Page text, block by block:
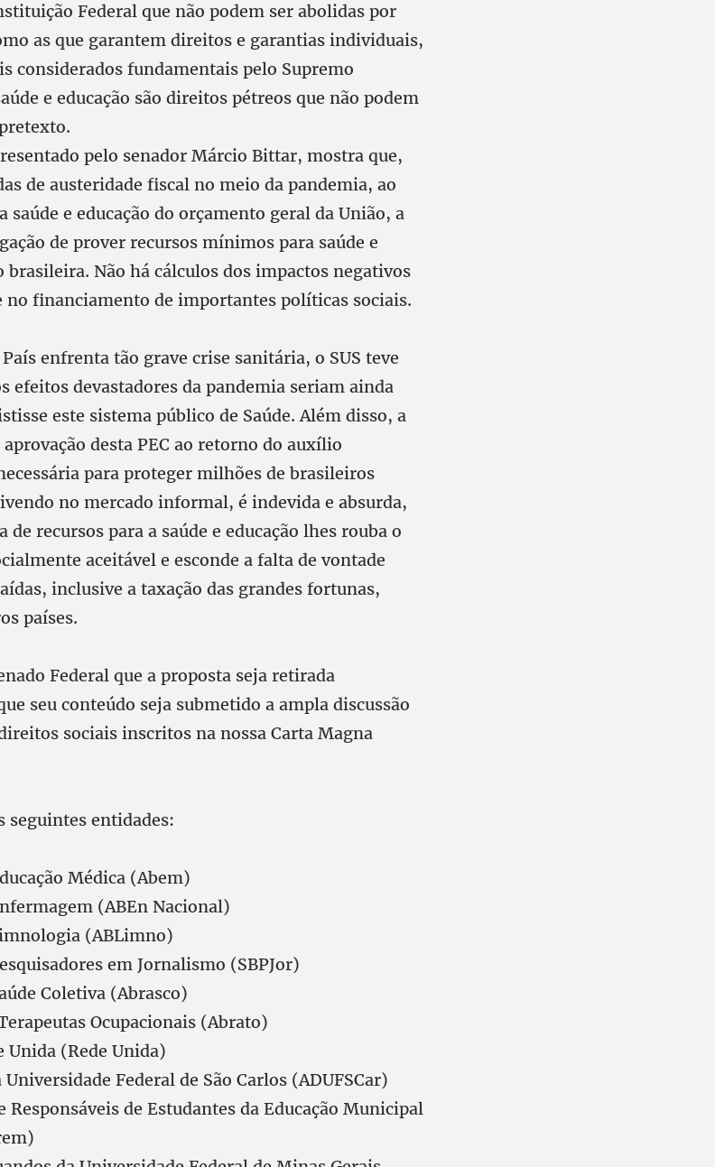
Federal que não podem ser abolidas por
as que garantem direitos e garantias individuais,
considerados fundamentais pelo Supremo
e educação são direitos pétreos que não podem
pelo senador Márcio Bittar, mostra que,
de austeridade fiscal no meio da pandemia, ao
saúde e educação do orçamento geral da União, a
de prover recursos mínimos para saúde e
brasileira. Não há cálculos dos impactos negativos
no financiamento de importantes políticas sociais.
enfrenta tão grave crise sanitária, o SUS teve
efeitos devastadores da pandemia seriam ainda
este sistema público de Saúde. Além disso, a
desta PEC ao retorno do auxílio
para proteger milhões de brasileiros
no mercado informal, é indevida e absurda,
de recursos para a saúde e educação lhes rouba o
aceitável e esconde a falta de vontade
inclusive a taxação das grandes fortunas,
países.
Federal que a proposta seja retirada
seu conteúdo seja submetido a ampla discussão
sociais inscritos na nossa Carta Magna
seguintes entidades:
Médica (Abem)
(ABEn Nacional)
(ABLimno)
em Jornalismo (SBPJor)
Coletiva (Abrasco)
Ocupacionais (Abrato)
Unida (Rede Unida)
Federal de São Carlos (ADUFSCar)
Responsáveis de Estudantes da Educação Municipal